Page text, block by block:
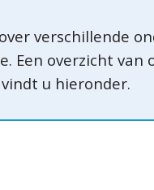
verschillende
Een overzicht van
u hieronder.